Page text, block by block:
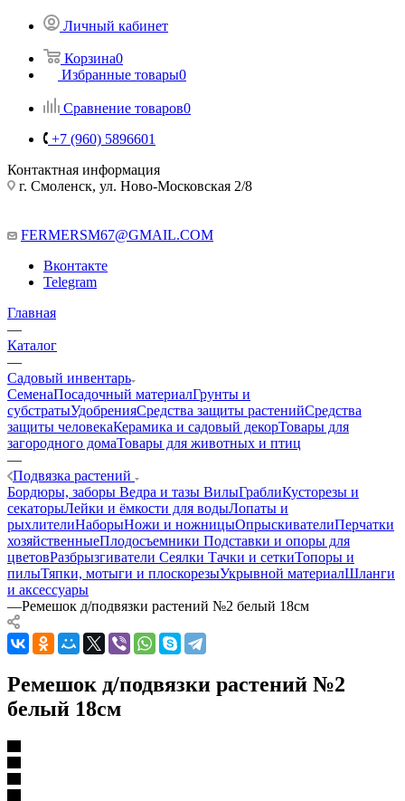
Личный кабинет
Корзина0
Избранные товары0
Сравнение товаров0
+7 (960) 5896601
Контактная информация
г. Смоленск, ул. Ново-Московская 2/8
FERMERSM67@GMAIL.COM
Вконтакте
Telegram
Главная
—
Каталог
—
Садовый инвентарь
СеменаПосадочный материалГрунты и
субстратыУдобренияСредства защиты растенийСредства
защиты человекаКерамика и садовый декорТовары для
загородного домаТовары для животных и птиц
—
Подвязка растений
Бордюры, заборы Ведра и тазы ВилыГраблиКусторезы и
секаторыЛейки и ёмкости для водыЛопаты и
рыхлителиНаборыНожи и ножницыОпрыскивателиПерчатки
хозяйственныеПлодосъемники Подставки и опоры для
цветовРазбрызгиватели Сеялки Тачки и сеткиТопоры и
пилыТяпки, мотыги и плоскорезыУкрывной материалШланги
и аксессуары
—Ремешок д/подвязки растений №2 белый 18см
Ремешок д/подвязки растений №2
белый 18см